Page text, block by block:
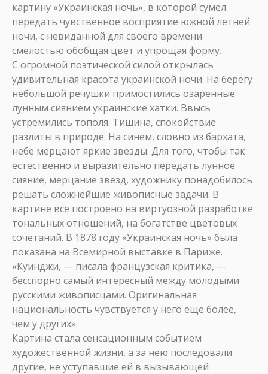
картину «Украинская ночь», в которой сумел
передать чувственное восприятие южной летней
ночи, с невиданной для своего времени
смелостью обобщая цвет и упрощая форму.
С огромной поэтической силой открылась
удивительная красота украинской ночи. На берегу
небольшой речушки примостились озаренные
лунным сиянием украинские хатки. Ввысь
устремились тополя. Тишина, спокойствие
разлиты в природе. На синем, словно из бархата,
небе мерцают яркие звезды. Для того, чтобы так
естественно и выразительно передать лунное
сияние, мерцание звезд, художнику понадобилось
решать сложнейшие живописные задачи. В
картине все построено на виртуозной разработке
тональных отношений, на богатстве цветовых
сочетаний. В 1878 году «Украинская ночь» была
показана на Всемирной выставке в Париже.
«Куинджи, — писала французская критика, —
бесспорно самый интересный между молодыми
русскими живописцами. Оригинальная
национальность чувствуется у него еще более,
чем у других».
Картина стала сенсационным событием
художественной жизни, а за нею последовали
другие, не уступавшие ей в вызывающей